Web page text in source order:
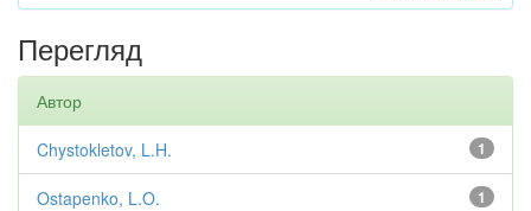
Перегляд
Автор
1
Chystokletov, L.H.
1
Ostapenko, L.O.